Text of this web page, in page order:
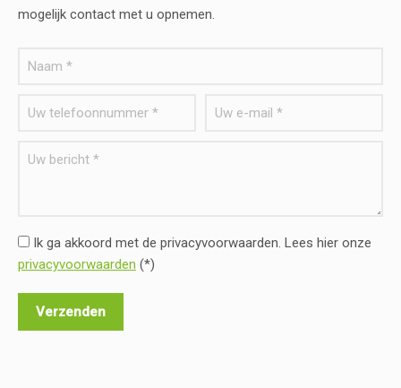
mogelijk contact met u opnemen.
Ik ga akkoord met de privacyvoorwaarden. Lees hier onze
privacyvoorwaarden (*)